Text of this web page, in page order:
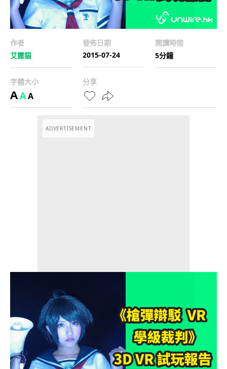
作者
艾露貓
發佈日期
2015-07-24
閱讀時間
5分鐘
字體大小
AAA
分享
ADVERTISEMENT